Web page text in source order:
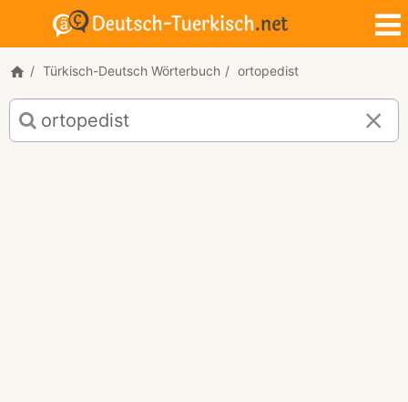
Türkisch-Deutsch Wörterbuch ortopedist
Türkisch-
Deutsch
Übersetzung